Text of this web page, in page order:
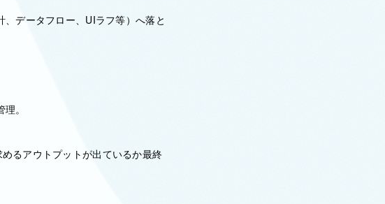
データフロー、UIラフ等）へ落と
。
るアウトプットが出ているか最終